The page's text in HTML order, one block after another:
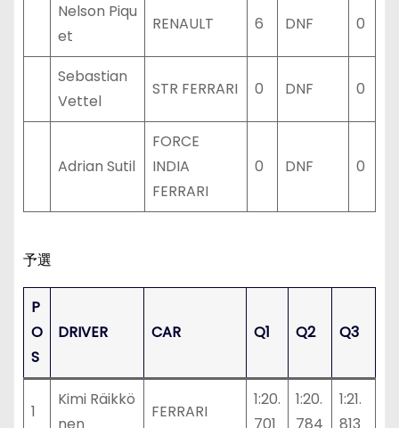
Nelson Piqu
et
RENAULT 6 DNF 0
Sebastian
Vettel
STR FERRARI 0 DNF 0
Adrian Sutil
FORCE
INDIA
FERRARI
0 DNF 0
予選
P
O
S
DRIVER CAR Q1 Q2 Q3
1
Kimi Räikkö
FERRARI
1:20.
1:20.
1:21.